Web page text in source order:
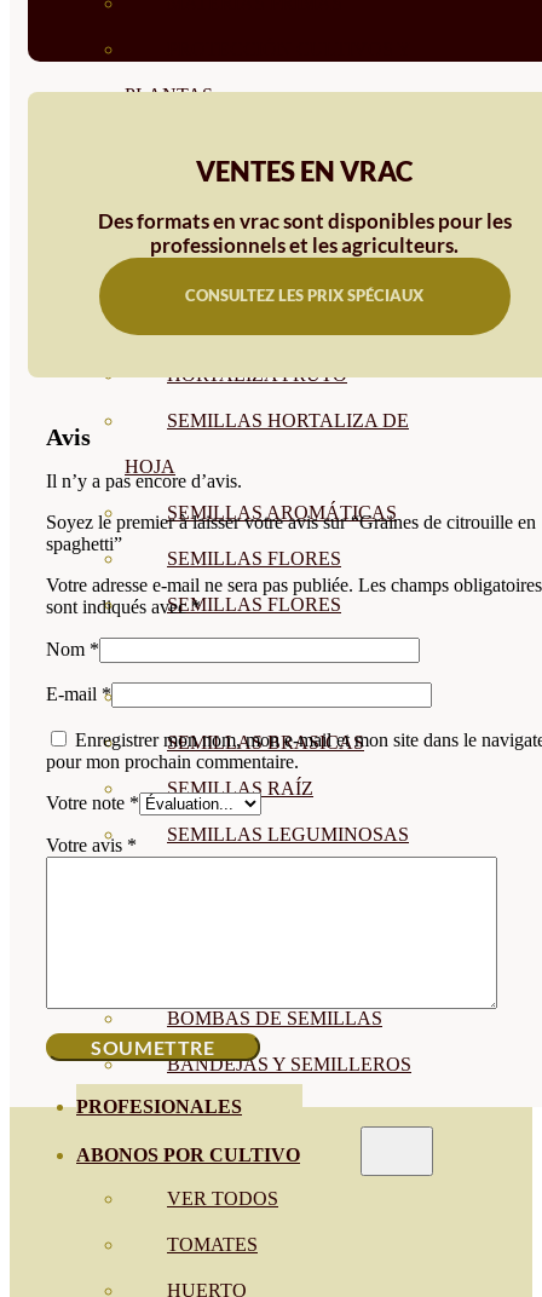
PLANTAS
GROWPUNCH
SEMILLAS
HORTALIZA FRUTO
SEMILLAS HORTALIZA DE
HOJA
SEMILLAS AROMÁTICAS
SEMILLAS FLORES
SEMILLAS FLORES
SEMILLAS BRASICAS
SEMILLAS RAÍZ
SEMILLAS LEGUMINOSAS
BOMBAS DE SEMILLAS
BANDEJAS Y SEMILLEROS
PROFESIONALES
ABONOS POR CULTIVO
VER TODOS
TOMATES
HUERTO
VENTES EN VRAC
Des formats en vrac sont disponibles pour les
professionnels et les agriculteurs.
CONSULTEZ LES PRIX SPÉCIAUX
Avis
Il n’y a pas encore d’avis.
Soyez le premier à laisser votre avis sur “Graines de citrouille en
spaghetti”
Votre adresse e-mail ne sera pas publiée. Les champs obligatoires
sont indiqués avec*
Nom *
E-mail *
Enregistrer mon nom, mon e-mail et mon site dans le
pour mon prochain commentaire.
Votre note *
Votre avis *